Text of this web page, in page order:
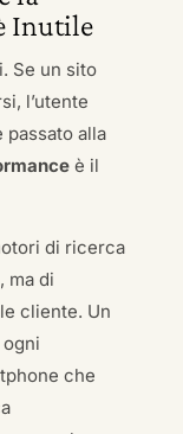
Inutile
Se un sito
l’utente
passato alla
è il
di ricerca
ma di
cliente. Un
che